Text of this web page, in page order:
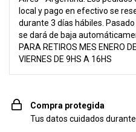
local y pago en efectivo se
durante 3 días hábiles.
se dará de baja
PARA RETIROS MES ENERO
VIERNES DE 9HS A 16HS
Compra protegida
Tus datos cuidados